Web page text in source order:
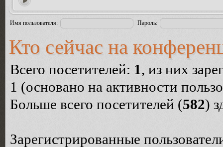
Имя пользователя: Пароль:
Кто сейчас на
Всего посетителей: 1, из них
1 (основано на активности
Больше всего посетителей (582)
Зарегистрированные